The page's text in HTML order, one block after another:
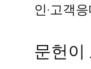
인·고객
문헌이